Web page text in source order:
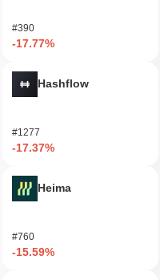
#390
-17.77%
Hashflow
#1277
-17.37%
Heima
#760
-15.59%